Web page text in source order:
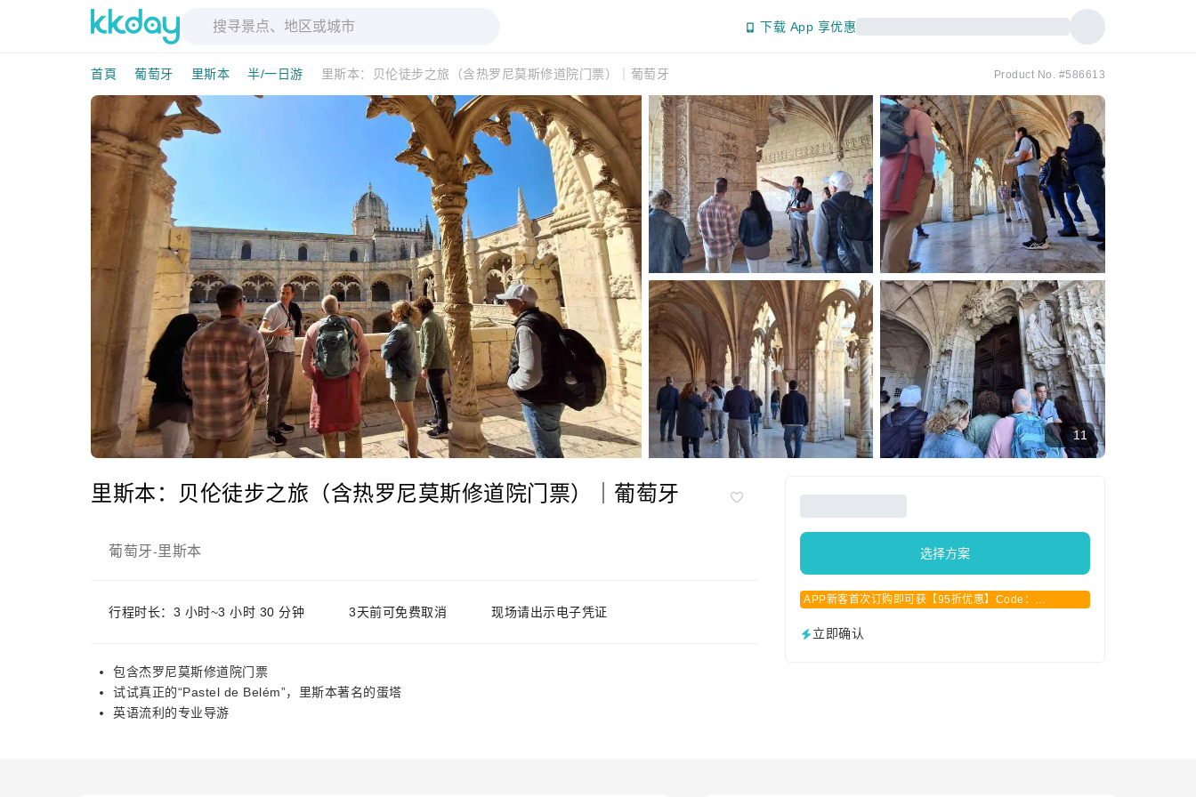
下载 App 享优惠
首頁 葡萄牙 里斯本 半/一日游 里斯本：贝伦徒步之旅（含热罗尼莫斯修道院门票）｜葡萄牙 Product No. #586613
11
里斯本：贝伦徒步之旅（含热罗尼莫斯修道院门票）｜葡萄牙
葡萄牙-里斯本
行程时长：3 小时~3 小时 30 分钟 3天前可免费取消 现场请出示电子凭证
包含杰罗尼莫斯修道院门票
试试真正的“Pastel de Belém”，里斯本著名的蛋塔
英语流利的专业导游
选择方案
APP新客首次订购即可获【95折优惠】Code：
立即确认